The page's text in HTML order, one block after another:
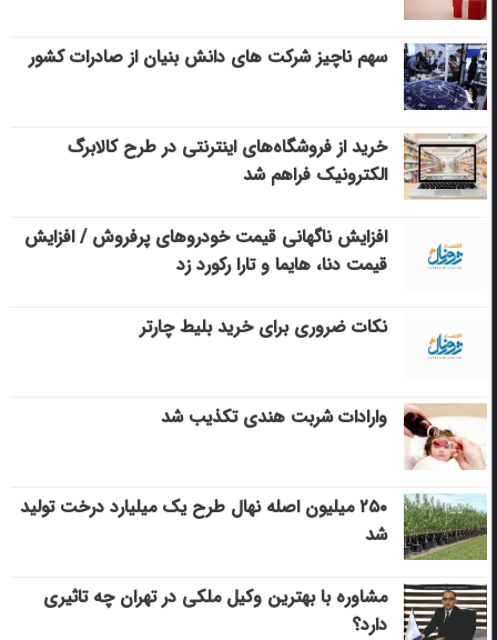
سهم ناچیز شرکت های دانش بنیان از صادرات کشور
خرید از فروشگاه‌های اینترنتی در طرح کالابرگ
الکترونیک فراهم شد
افزایش ناگهانی قیمت خودروهای پرفروش / افزایش
قیمت دنا، هایما و تارا رکورد زد
نکات ضروری برای خرید بلیط چارتر
وارادات شربت هندی تکذیب شد
۲۵۰ میلیون اصله نهال طرح یک میلیارد درخت تولید
شد
مشاوره با بهترین وکیل ملکی در تهران چه تاثیری
دارد؟